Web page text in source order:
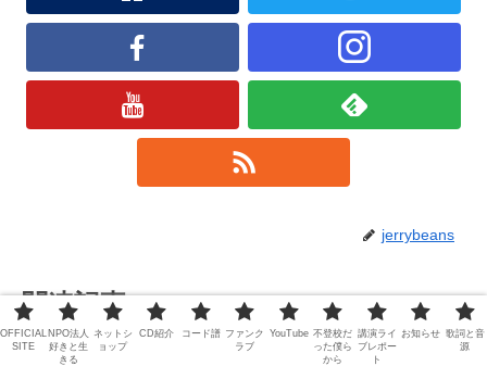
jerrybeans
関連記事
OFFICIAL
SITE
NPO法人
好きと生
きる
ネットシ
ョップ
CD紹介 コード譜 ファンク
ラブ
YouTube 不登校だ
った僕ら
から
講演ライ
ブレポー
ト
お知らせ 歌詞と音
源